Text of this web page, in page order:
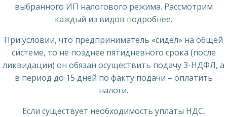
выбранного ИП налогового режима. Рассмотрим
каждый из видов подробнее.
При условии, что предприниматель «сидел» на общей
системе, то не позднее пятидневного срока (после
ликвидации) он обязан осуществить подачу 3-НДФЛ, а
в период до 15 дней по факту подачи – оплатить
налоги.
Если существует необходимость уплаты НДС,